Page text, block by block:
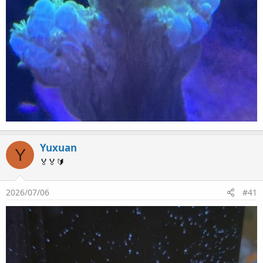
Y Yuxuan
🏅🏅🔰
2026/07/06 #41